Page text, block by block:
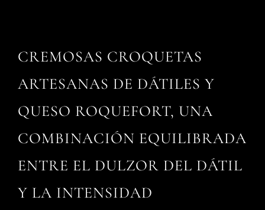
CREMOSAS CROQUETAS
ARTESANAS DE DÁTILES Y
QUESO ROQUEFORT, UNA
COMBINACIÓN EQUILIBRADA
ENTRE EL DULZOR DEL DÁTIL
Y LA INTENSIDAD